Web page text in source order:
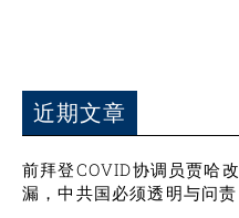
近期文章
前拜登COVID协调员贾哈
漏，中共国必须透明与问责